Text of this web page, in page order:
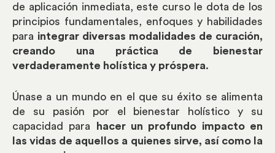
de aplicación inmediata, este curso le dota de los
principios fundamentales, enfoques y habilidades
para integrar diversas modalidades de curación,
creando una práctica de bienestar
verdaderamente holística y próspera.
Únase a un mundo en el que su éxito se alimenta
de su pasión por el bienestar holístico y su
capacidad para
hacer un profundo impacto en
las vidas de aquellos a quienes sirve, así como la